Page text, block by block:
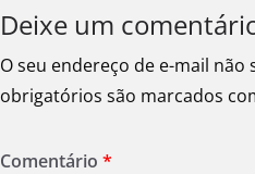
Deixe um
O seu endereço de e-mail não
obrigatórios são marcados
Comentário *